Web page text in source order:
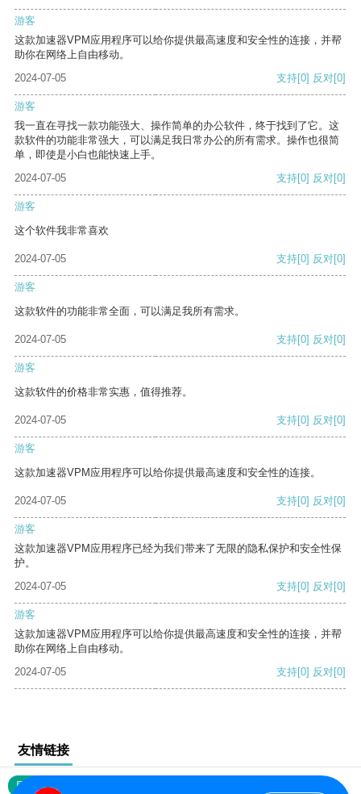
游客
这款加速器VPM应用程序可以给你提供最高速度和安全性的连接，并帮
助你在网络上自由移动。
2024-07-05
支持[0] 反对[0]
游客
我一直在寻找一款功能强大、操作简单的办公软件，终于找到了它。这
款软件的功能非常强大，可以满足我日常办公的所有需求。操作也很简
单，即使是小白也能快速上手。
2024-07-05
支持[0] 反对[0]
游客
这个软件我非常喜欢
2024-07-05 支持[0] 反对[0]
游客
这款软件的功能非常全面，可以满足我所有需求。
2024-07-05 支持[0] 反对[0]
游客
这款软件的价格非常实惠，值得推荐。
2024-07-05 支持[0] 反对[0]
游客
这款加速器VPM应用程序可以给你提供最高速度和安全性的连接。
2024-07-05 支持[0] 反对[0]
游客
这款加速器VPM应用程序已经为我们带来了无限的隐私保护和安全性保
护。
2024-07-05
支持[0] 反对[0]
游客
这款加速器VPM应用程序可以给你提供最高速度和安全性的连接，并帮
助你在网络上自由移动。
2024-07-05
支持[0] 反对[0]
友情链接
网站地图